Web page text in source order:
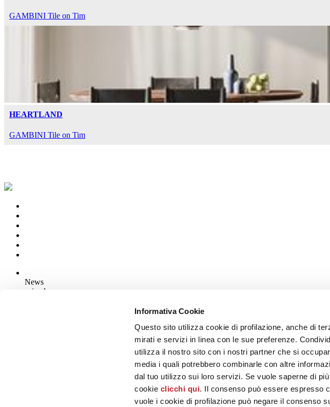
Informativa Cookie
Questo sito utilizza cookie di profilazione, anche di
mirati e servizi in linea con le sue preferenze.
utilizza il nostro sito con i nostri partner che si
media i quali potrebbero combinarle con altre
dal tuo utilizzo sui loro servizi. Se vuole saperne di
cookie clicchi qui. Il consenso può essere espresso
vuole i cookie di profilazione può negare il consenso
GAMBINI Tile on Tim
HEARTLAND
GAMBINI Tile on Tim
News
aziende
Viale Monte Santo, 40 - 41049 Sassuolo (MO) - Italy
Capitale Sociale: 2.500.000 euro - Codice fiscale e P.IVA 00853700367